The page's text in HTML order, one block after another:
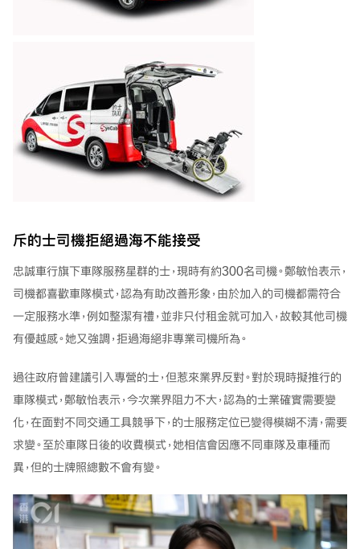
斥的士司機拒絕過海不能接受
忠誠車行旗下車隊服務星群的士，現時有約300名司機。鄭敏怡表示，
司機都喜歡車隊模式，認為有助改善形象，由於加入的司機都需符合
一定服務水準，例如整潔有禮，並非只付租金就可加入，故較其他司機
有優越感。她又強調，拒過海絕非專業司機所為。
過往政府曾建議引入專營的士，但惹來業界反對。對於現時擬推行的
車隊模式，鄭敏怡表示，今次業界阻力不大，認為的士業確實需要變
化，在面對不同交通工具競爭下，的士服務定位已變得模糊不清，需要
求變。至於車隊日後的收費模式，她相信會因應不同車隊及車種而
異，但的士牌照總數不會有變。